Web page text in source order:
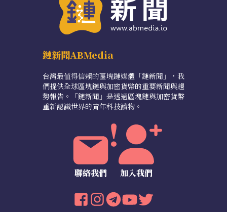
鏈新聞ABMedia
台灣最值得信賴的區塊鏈媒體「鏈新聞」，我
們提供全球區塊鏈與加密貨幣的重要新聞與趨
勢報告。「鏈新聞」是透過區塊鏈與加密貨幣
重新認識世界的青年科技讀物。
聯絡我們 加入我們